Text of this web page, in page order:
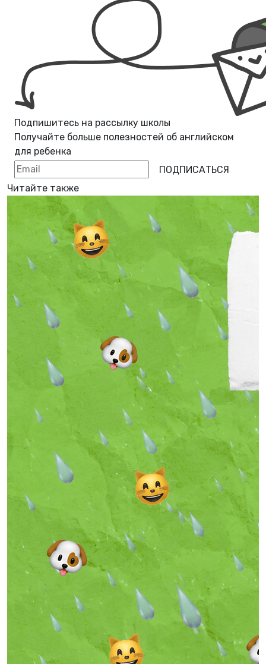
Подпишитесь на рассылку школы
Получайте больше полезностей об английском
для ребенка
ПОДПИСАТЬСЯ
Читайте также